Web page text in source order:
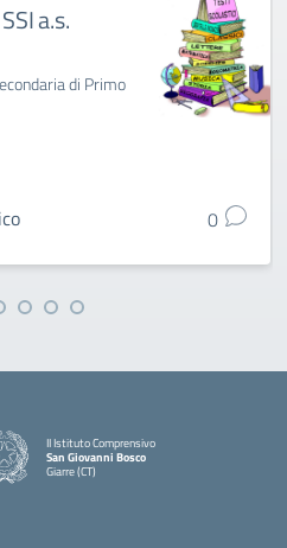
a.s.
di Primo
0
II Istituto Comprensivo
San Giovanni Bosco
Giarre (CT)